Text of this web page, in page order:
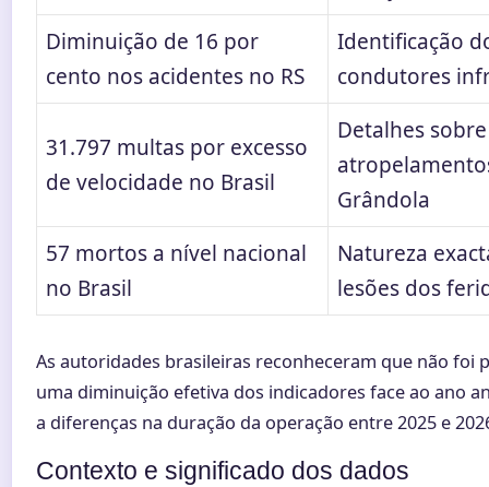
Diminuição de 16 por
cento nos acidentes no RS
Identificação
condutores
31.797 multas por excesso
de velocidade no Brasil
Detalhes
Grândola
57 mortos a nível nacional
no Brasil
Natureza
lesões dos
As autoridades brasileiras reconheceram que não foi
uma diminuição efetiva dos indicadores face ao ano
a diferenças na duração da operação entre 2025 e
Contexto e significado dos dados